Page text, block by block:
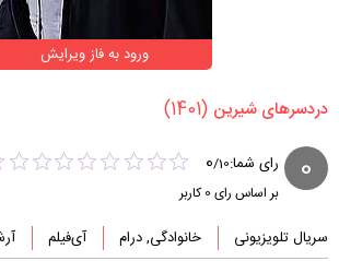
ورود به فاز ویرایش
‏دردسرهای شیرین‏ (1401)
0 رای شما: 0/10
بر اساس رای 0کاربر
سریال تلویزیونی خانوادگی, درام آی‌فیلم